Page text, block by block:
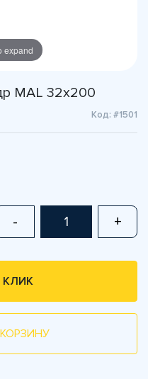
expand
MAL 32x200
Код: #1501
- +
КЛИК